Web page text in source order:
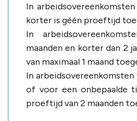
In
korter is géén proeftijd
In
maanden en korter dan 2
van maximaal 1 maand
In arbeidsovereenkomsten
of voor een onbepaalde
proeftijd van 2 maanden